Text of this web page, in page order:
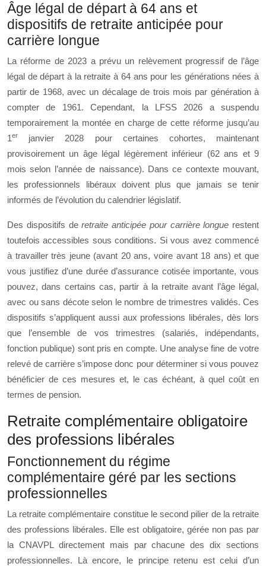
Âge légal de départ à 64 ans et
dispositifs de retraite anticipée pour
carrière longue
La réforme de 2023 a prévu un relèvement progressif de l’âge
légal de départ à la retraite à 64 ans pour les générations nées à
partir de 1968, avec un décalage de trois mois par génération à
compter de 1961. Cependant, la LFSS 2026 a suspendu
temporairement la montée en charge de cette réforme jusqu’au
1er
janvier 2028 pour certaines cohortes, maintenant
provisoirement un âge légal légèrement inférieur (62 ans et 9
mois selon l’année de naissance). Dans ce contexte mouvant,
les professionnels libéraux doivent plus que jamais se tenir
informés de l’évolution du calendrier législatif.
Des dispositifs deretraite anticipée pour carrière longue restent
toutefois accessibles sous conditions. Si vous avez commencé
à travailler très jeune (avant 20 ans, voire avant 18 ans) et que
vous justifiez d’une durée d’assurance cotisée importante, vous
pouvez, dans certains cas, partir à la retraite avant l’âge légal,
avec ou sans décote selon le nombre de trimestres validés. Ces
dispositifs s’appliquent aussi aux professions libérales, dès lors
que l’ensemble de vos trimestres (salariés, indépendants,
fonction publique) sont pris en compte. Une analyse fine de votre
relevé de carrière s’impose donc pour déterminer si vous pouvez
bénéficier de ces mesures et, le cas échéant, à quel coût en
termes de pension.
Retraite complémentaire obligatoire
des professions libérales
Fonctionnement du régime
complémentaire géré par les sections
professionnelles
La retraite complémentaire constitue le second pilier de la retraite
des professions libérales. Elle est obligatoire, gérée non pas par
la CNAVPL directement mais par chacune des dix sections
professionnelles. Là encore, le principe retenu est celui d’un